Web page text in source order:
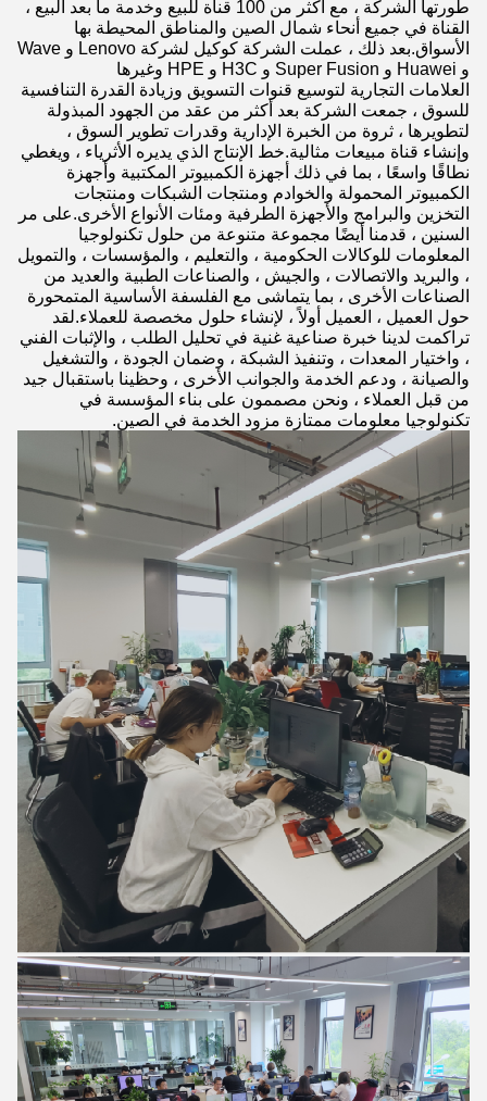
طورتها الشركة ، مع أكثر من 100 قناة للبيع وخدمة ما بعد البيع ،
القناة في جميع أنحاء شمال الصين والمناطق المحيطة بها
الأسواق.بعد ذلك ، عملت الشركة كوكيل لشركة Lenovo و Wave
و Huawei و Super Fusion و H3C و HPE وغيرها
العلامات التجارية لتوسيع قنوات التسويق وزيادة القدرة التنافسية
للسوق ، جمعت الشركة بعد أكثر من عقد من الجهود المبذولة
لتطويرها ، ثروة من الخبرة الإدارية وقدرات تطوير السوق ،
وإنشاء قناة مبيعات مثالية.خط الإنتاج الذي يديره الأثرياء ، ويغطي
نطاقًا واسعًا ، بما في ذلك أجهزة الكمبيوتر المكتبية وأجهزة
الكمبيوتر المحمولة والخوادم ومنتجات الشبكات ومنتجات
التخزين والبرامج والأجهزة الطرفية ومئات الأنواع الأخرى.على مر
السنين ، قدمنا ​​أيضًا مجموعة متنوعة من حلول تكنولوجيا
المعلومات للوكالات الحكومية ، والتعليم ، والمؤسسات ، والتمويل
، والبريد والاتصالات ، والجيش ، والصناعات الطبية والعديد من
الصناعات الأخرى ، بما يتماشى مع الفلسفة الأساسية المتمحورة
حول العميل ، العميل أولاً ، لإنشاء حلول مخصصة للعملاء.لقد
تراكمت لدينا خبرة صناعية غنية في تحليل الطلب ، والإثبات الفني
، واختيار المعدات ، وتنفيذ الشبكة ، وضمان الجودة ، والتشغيل
والصيانة ، ودعم الخدمة والجوانب الأخرى ، وحظينا باستقبال جيد
من قبل العملاء ، ونحن مصممون على بناء المؤسسة في
تكنولوجيا معلومات ممتازة مزود الخدمة في الصين.